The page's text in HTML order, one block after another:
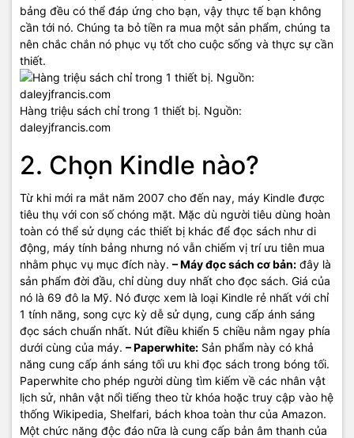
bảng đều có thể đáp ứng cho bạn, vậy thực tế bạn không
cần tới nó. Chúng ta bỏ tiền ra mua một sản phẩm, chúng ta
nên chắc chắn nó phục vụ tốt cho cuộc sống và thực sự cần
thiết.
Hàng triệu sách chỉ trong 1 thiết bị. Nguồn:
daleyjfrancis.com
2. Chọn Kindle nào?
Từ khi mới ra mắt năm 2007 cho đến nay, máy Kindle được
tiêu thụ với con số chóng mặt. Mặc dù người tiêu dùng hoàn
toàn có thể sử dụng các thiết bị khác để đọc sách như di
động, máy tính bảng nhưng nó vẫn chiếm vị trí ưu tiên mua
nhằm phục vụ mục đích này. – Máy đọc sách cơ bản: đây là
sản phẩm đời đầu, chỉ dùng duy nhất cho đọc sách. Giá của
nó là 69 đô la Mỹ. Nó được xem là loại Kindle rẻ nhất với chỉ
1 tính năng, song cực kỳ dễ sử dụng, cung cấp ánh sáng
đọc sách chuẩn nhất. Nút điều khiển 5 chiều nằm ngay phía
dưới cùng của máy. – Paperwhite: Sản phẩm này có khả
năng cung cấp ánh sáng tối ưu khi đọc sách trong bóng tối.
Paperwhite cho phép người dùng tìm kiếm về các nhân vật
lịch sử, nhân vật nổi tiếng theo từ khóa hoặc truy cập vào hệ
thống Wikipedia, Shelfari, bách khoa toàn thư của Amazon.
Một chức năng độc đáo nữa là cung cấp bản âm thanh của